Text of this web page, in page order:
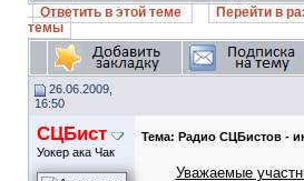
Ответить в этой теме
Перейти в
темы
26.06.2009,
16:50
СЦБист
Уокер ака Чак
Тема: Радио СЦБистов -
Уважаемые